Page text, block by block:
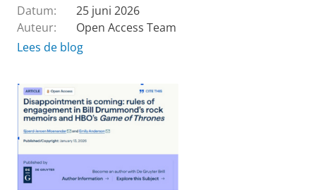
Datum:
25 juni 2026
Auteur:
Open Access Team
Lees de blog